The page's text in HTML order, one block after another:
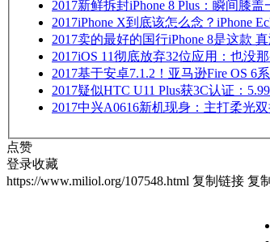
2017新鲜拆封iPhone 8 Plus：瞬间膝盖
2017iPhone X到底该怎么念？iPhone
2017卖的最好的国行iPhone 8是这款 真
2017iOS 11彻底放弃32位应用：也没
2017基于安卓7.1.2！亚马逊Fire OS 6
2017疑似HTC U11 Plus获3C认证：
2017中兴A0616新机现身：主打柔光
点赞
登录收藏
https://www.miliol.org/107548.html 复制链接 复